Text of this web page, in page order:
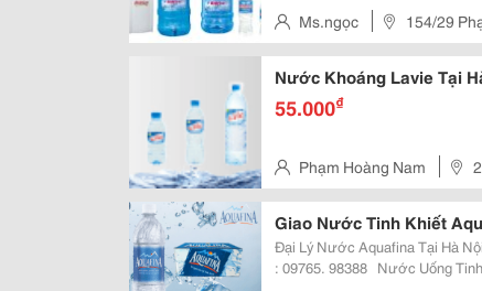
Nhà Hàng, Khách Sạn.... Hội
Ms.ngọc 154/29
Nước Khoáng Lavie Tại
55.000₫
Phạm Hoàng Nam
Giao Nước Tinh Khiết
Đại Lý Nước Aquafina Tại Hà Nội Nước Tinh Khiết Aquafina Liên Hệ Đặt Hàng
: 09765. 98388 ​ ​ Nước Uống Tinh Khiết Tại Hà Nội ​ ​ Bán Nước Wells, Tiền Hải,